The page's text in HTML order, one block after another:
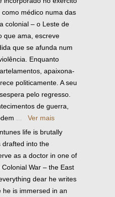
médico numa das
colonial – o Leste de
que ama, escreve
que se afunda num
Enquanto
apaixona-
politicamente. A seu
pelo regresso.
de guerra,
Ver mais
life is brutally
drafted into the
as a doctor in one of
War – the East
dear he writes
he is immersed in an